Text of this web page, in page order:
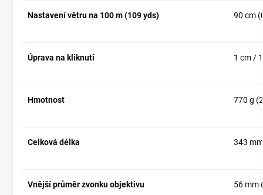
Nastavení větru na 100 m (109 yds) 90 cm
Úprava na kliknutí 1 cm /
Hmotnost 770 g
Celková délka 343
Vnější průměr zvonku objektivu 56 mm